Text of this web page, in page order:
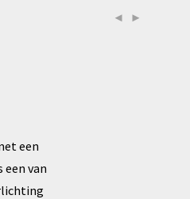
een
van